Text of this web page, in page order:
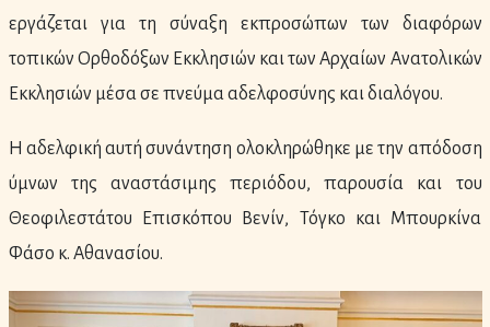
εργάζεται για τη σύναξη εκπροσώπων των διαφόρων
τοπικών Ορθοδόξων Εκκλησιών και των Αρχαίων Ανατολικών
Εκκλησιών μέσα σε πνεύμα αδελφοσύνης και διαλόγου.
Η αδελφική αυτή συνάντηση ολοκληρώθηκε με την απόδοση
ύμνων της αναστάσιμης περιόδου, παρουσία και του
Θεοφιλεστάτου Επισκόπου Βενίν, Τόγκο και Μπουρκίνα
Φάσο κ. Αθανασίου.